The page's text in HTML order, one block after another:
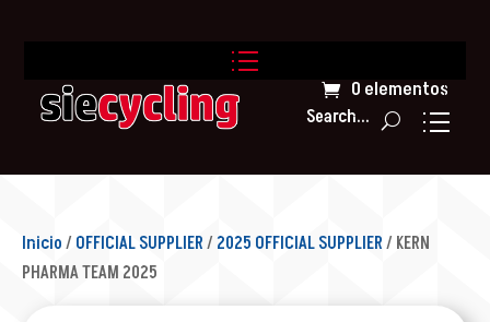
0 elementos
Search...
Inicio/ OFFICIAL SUPPLIER/2025 OFFICIAL SUPPLIER/ KERN
PHARMA TEAM 2025